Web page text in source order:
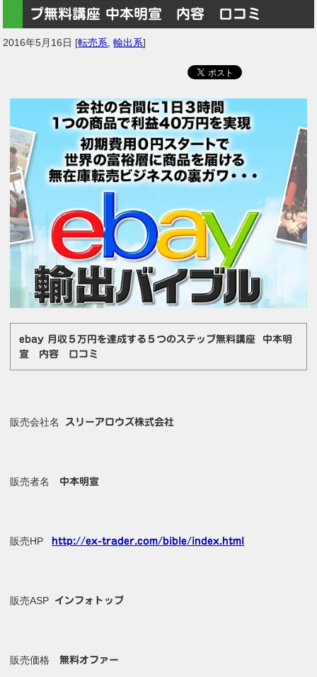
プ無料講座 中本明宣 内容 口コミ
2016年5月16日 [転売系 ,輸出系]
ebay 月収５万円を達成する５つのステップ無料講座 中本明
宣 内容 口コミ
販売会社名 スリーアロウズ株式会社
販売者名 中本明宣
販売HP http://ex-trader.com/bible/index.html
販売ASP インフォトップ
販売価格無料オファー